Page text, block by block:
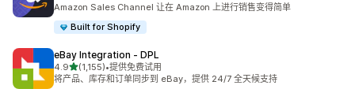
Amazon Sales Channel 让在 Amazon 上进行销售变得简单
Built for Shopify
eBay Integration ‑ DPL
4.9星（满分 5 星）
(1,155)
总共 1155 条评论
•提供免费试用
将产品、库存和订单同步到 eBay，提供 24/7 全天候支持